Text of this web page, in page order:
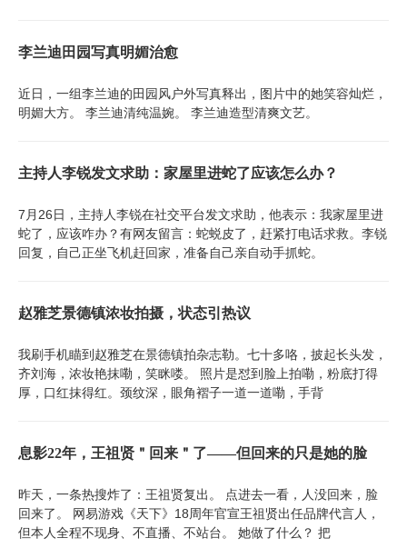
李兰迪田园写真明媚治愈
近日，一组李兰迪的田园风户外写真释出，图片中的她笑容灿烂，
明媚大方。 李兰迪清纯温婉。 李兰迪造型清爽文艺。
主持人李锐发文求助：家屋里进蛇了应该怎么办？
7月26日，主持人李锐在社交平台发文求助，他表示：我家屋里进
蛇了，应该咋办？有网友留言：蛇蜕皮了，赶紧打电话求救。李锐
回复，自己正坐飞机赶回家，准备自己亲自动手抓蛇。
赵雅芝景德镇浓妆拍摄，状态引热议
我刷手机瞄到赵雅芝在景德镇拍杂志勒。七十多咯，披起长头发，
齐刘海，浓妆艳抹嘞，笑眯喽。 照片是怼到脸上拍嘞，粉底打得
厚，口红抹得红。颈纹深，眼角褶子一道一道嘞，手背
息影22年，王祖贤＂回来＂了——但回来的只是她的脸
昨天，一条热搜炸了：王祖贤复出。 点进去一看，人没回来，脸
回来了。 网易游戏《天下》18周年官宣王祖贤出任品牌代言人，
但本人全程不现身、不直播、不站台。 她做了什么？ 把